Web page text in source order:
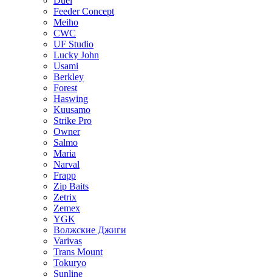
Feeder Concept
Meiho
CWC
UF Studio
Lucky John
Usami
Berkley
Forest
Haswing
Kuusamo
Strike Pro
Owner
Salmo
Maria
Narval
Frapp
Zip Baits
Zetrix
Zemex
YGK
Волжские Джиги
Varivas
Trans Mount
Tokuryo
Sunline